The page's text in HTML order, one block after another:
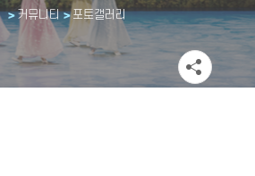
커뮤니티 포토갤러리